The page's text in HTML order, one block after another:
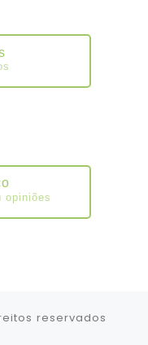
opiniões
reservados